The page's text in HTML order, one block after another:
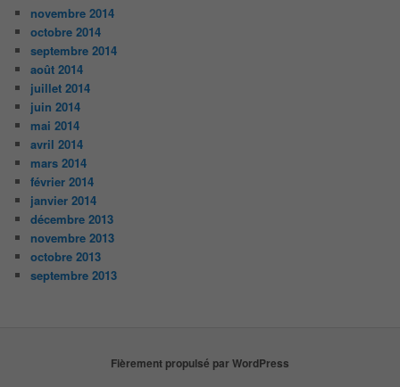
novembre 2014
octobre 2014
septembre 2014
août 2014
juillet 2014
juin 2014
mai 2014
avril 2014
mars 2014
février 2014
janvier 2014
décembre 2013
novembre 2013
octobre 2013
septembre 2013
Fièrement propulsé par WordPress